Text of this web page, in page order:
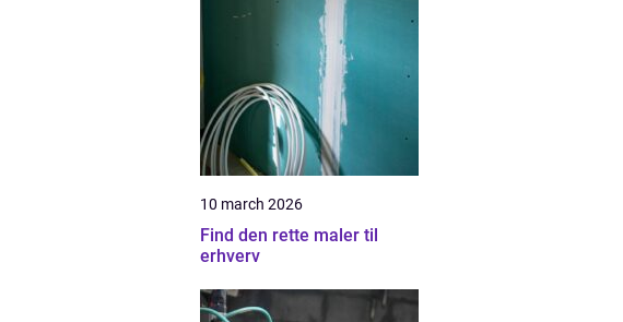
10 march 2026
Find den rette maler til
erhverv